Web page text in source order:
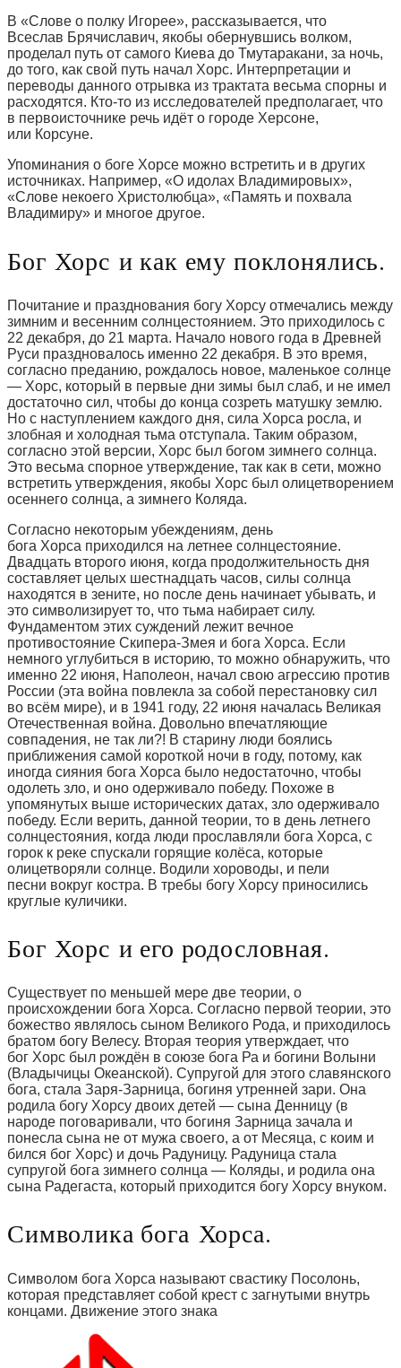
В «Слове о полку Игорее», рассказывается, что
Всеслав Брячиславич, якобы обернувшись волком,
проделал путь от самого Киева до Тмутаракани, за ночь,
до того, как свой путь начал Хорс. Интерпретации и
переводы данного отрывка из трактата весьма спорны и
расходятся. Кто-то из исследователей предполагает, что
в первоисточнике речь идёт о городе Херсоне,
или Корсуне.
Упоминания о боге Хорсе можно встретить и в других
источниках. Например, «О идолах Владимировых»,
«Слове некоего Христолюбца», «Память и похвала
Владимиру» и многое другое.
Бог Хорс и как ему поклонялись.
Почитание и празднования богу Хорсу отмечались между
зимним и весенним солнцестоянием. Это приходилось с
22 декабря, до 21 марта. Начало нового года в Древней
Руси праздновалось именно 22 декабря. В это время,
согласно преданию, рождалось новое, маленькое солнце
— Хорс, который в первые дни зимы был слаб, и не имел
достаточно сил, чтобы до конца созреть матушку землю.
Но с наступлением каждого дня, сила Хорса росла, и
злобная и холодная тьма отступала. Таким образом,
согласно этой версии, Хорс был богом зимнего солнца.
Это весьма спорное утверждение, так как в сети, можно
встретить утверждения, якобы Хорс был олицетворением
осеннего солнца, а зимнего Коляда.
Согласно некоторым убеждениям, день
бога Хорса приходился на летнее солнцестояние.
Двадцать второго июня, когда продолжительность дня
составляет целых шестнадцать часов, силы солнца
находятся в зените, но после день начинает убывать, и
это символизирует то, что тьма набирает силу.
Фундаментом этих суждений лежит вечное
противостояние Скипера-Змея и бога Хорса. Если
немного углубиться в историю, то можно обнаружить, что
именно 22 июня, Наполеон, начал свою агрессию против
России (эта война повлекла за собой перестановку сил
во всём мире), и в 1941 году, 22 июня началась Великая
Отечественная война. Довольно впечатляющие
совпадения, не так ли?! В старину люди боялись
приближения самой короткой ночи в году, потому, как
иногда сияния бога Хорса было недостаточно, чтобы
одолеть зло, и оно одерживало победу. Похоже в
упомянутых выше исторических датах, зло одерживало
победу. Если верить, данной теории, то в день летнего
солнцестояния, когда люди прославляли бога Хорса, с
горок к реке спускали горящие колёса, которые
олицетворяли солнце. Водили хороводы, и пели
песни вокруг костра. В требы богу Хорсу приносились
круглые куличики.
Бог Хорс и его родословная.
Существует по меньшей мере две теории, о
происхождении бога Хорса. Согласно первой теории, это
божество являлось сыном Великого Рода, и приходилось
братом богу Велесу. Вторая теория утверждает, что
бог Хорс был рождён в союзе бога Ра и богини Волыни
(Владычицы Океанской). Супругой для этого славянского
бога, стала Заря-Зарница, богиня утренней зари. Она
родила богу Хорсу двоих детей — сына Денницу (в
народе поговаривали, что богиня Зарница зачала и
понесла сына не от мужа своего, а от Месяца, с коим и
бился бог Хорс) и дочь Радуницу. Радуница стала
супругой бога зимнего солнца — Коляды, и родила она
сына Радегаста, который приходится богу Хорсу внуком.
Символика бога Хорса.
Символом бога Хорса называют свастику Посолонь,
которая представляет собой крест с загнутыми внутрь
концами. Движение этого знака